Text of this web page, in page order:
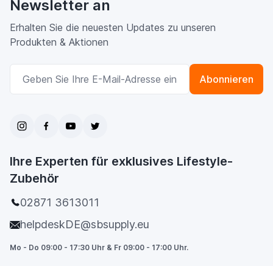
Newsletter an
Erhalten Sie die neuesten Updates zu unseren
Produkten & Aktionen
E-Mailadresse
Abonnieren
Ihre Experten für exklusives Lifestyle-
Zubehör
02871 3613011
helpdeskDE@sbsupply.eu
Mo - Do 09:00 - 17:30 Uhr & Fr 09:00 - 17:00 Uhr.